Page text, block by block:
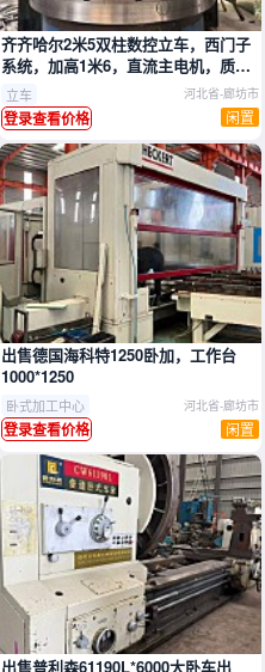
推广
齐齐哈尔2米5双柱数控立车，西门子
系统，加高1米6，直流主电机，质量
非常好
立车 河北省-廊坊市
登录查看价格 闲置
出售德国海科特1250卧加，工作台
1000*1250
卧式加工中心 河北省-廊坊市
登录查看价格 闲置
出售普利森61190L*6000大卧车出